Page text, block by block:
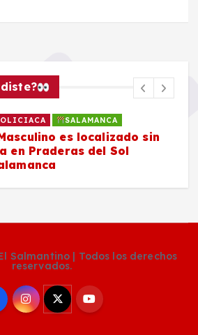
SALAMANCA
es localizado sin
en Praderas del Sol
Salmantino | Todos los derechos
reservados.